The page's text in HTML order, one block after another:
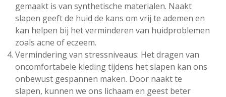
gemaakt is van synthetische materialen. Naakt
slapen geeft de huid de kans om vrij te ademen en
kan helpen bij het verminderen van huidproblemen
zoals acne of eczeem.
Vermindering van stressniveaus: Het dragen van
oncomfortabele kleding tijdens het slapen kan ons
onbewust gespannen maken. Door naakt te
slapen, kunnen we ons lichaam en geest beter